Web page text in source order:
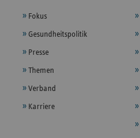
Fokus
Gesundheitspolitik
Presse
Themen
Verband
Karriere